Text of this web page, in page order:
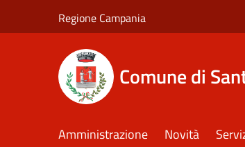
Regione Campania
Comune di
Amministrazione Novità